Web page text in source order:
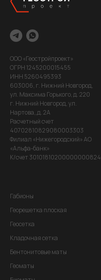
ООО «Геостройпроект»
ОГРН 1245200015455
ИНН 5260495393
603006, г. Нижний Новгород,
ул. Максима Горького, д. 220
г. Нижний Новгород, ул.
Нартова,,д. 2А
Расчетный счет
40702810829080003303
Филиал «Нижегородский» АО
«Альфа-банк»
К/счет 30101810200000000824
Габионы
Георешетка плоская
Геосетка
Кладочная сетка
Бентонитовые маты
Геоматы